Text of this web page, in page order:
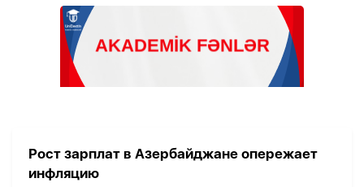
Рост зарплат в Азербайджане опережает
инфляцию